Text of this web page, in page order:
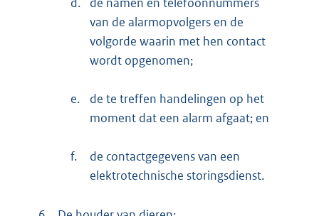
van de alarmopvolgers en de
volgorde waarin met hen contact
wordt opgenomen;
e.
de te treffen handelingen op het
moment dat een alarm afgaat; en
f.
de contactgegevens van een
elektrotechnische storingsdienst.